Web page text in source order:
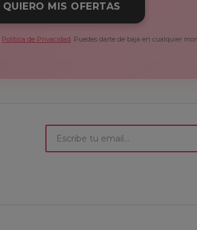
QUIERO MIS OFERTAS
Política de Privacidad. Puedes darte de baja en cualquier